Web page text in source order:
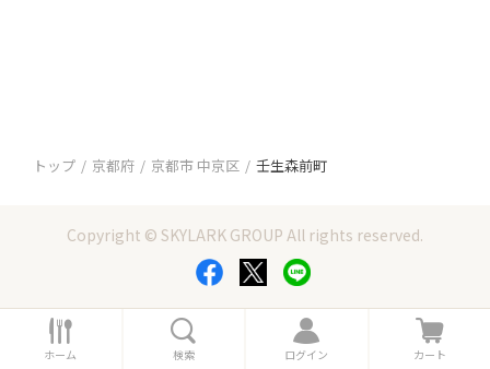
トップ 京都府 京都市 中京区 壬生森前町
Copyright © SKYLARK GROUP All rights reserved.
ホ
ー
ホーム 索
検索
ロ
グ
ログイン
カ
ー
カート